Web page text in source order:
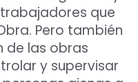
que
Pero también
de las obras
y supervisar